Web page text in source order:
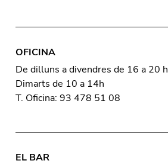
OFICINA
De dilluns a divendres de 16 a 20 h
Dimarts de 10 a 14h
T. Oficina: 93 478 51 08
EL BAR